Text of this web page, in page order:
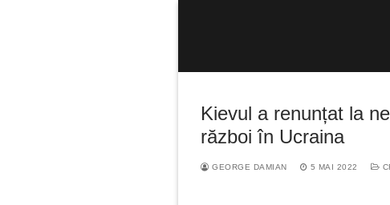
Kievul a renunțat la
război în Ucraina
GEORGE DAMIAN 5 MAI 2022